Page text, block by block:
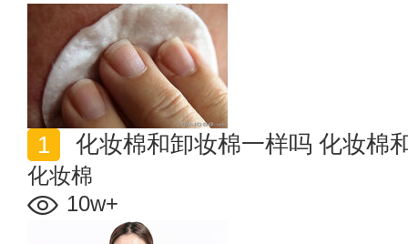
化妆棉和卸妆棉一样吗 化妆棉
化妆棉
10w+